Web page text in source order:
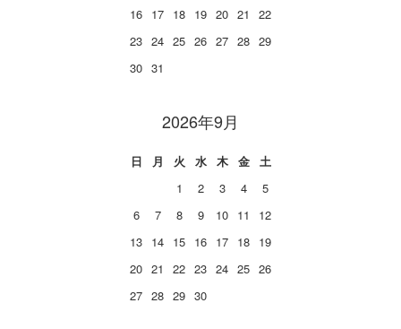
16 17 18 19 20 21
22
23 24 25 26 27 28 29
30 31
2026年9月
日 月 火 水 木 金
土
1
2 3 4
5
6
7 8 9 10 11
12
13 14 15 16 17 18 19
20 21 22 23 24 25 26
27 28 29 30